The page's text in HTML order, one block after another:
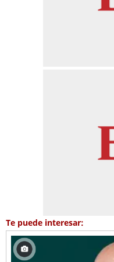
Te puede interesar: